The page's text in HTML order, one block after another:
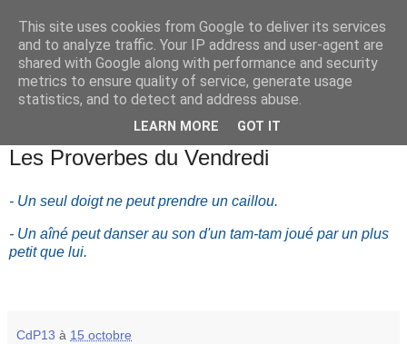
Les Proverbes du Vendredi
- Un seul doigt ne peut prendre un caillou.
- Un aîné peut danser au son d'un tam-tam joué par un plus
petit que lui.
CdP13 à 15 octobre
This site uses cookies from Google to deliver its services
and to analyze traffic. Your IP address and user-agent are
shared with Google along with performance and security
metrics to ensure quality of service, generate usage
statistics, and to detect and address abuse.
LEARN MORE GOT IT